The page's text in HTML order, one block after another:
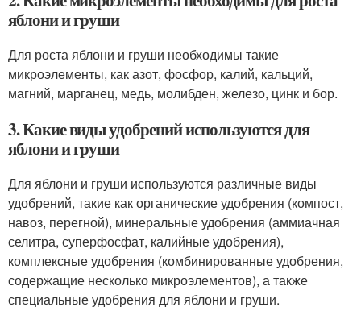
яблони и груши
Для роста яблони и груши необходимы такие
микроэлементы, как азот, фосфор, калий, кальций,
магний, марганец, медь, молибден, железо, цинк и бор.
3. Какие виды удобрений используются для
яблони и груши
Для яблони и груши используются различные виды
удобрений, такие как органические удобрения (компост,
навоз, перегной), минеральные удобрения (аммиачная
селитра, суперфосфат, калийные удобрения),
комплексные удобрения (комбинированные удобрения,
содержащие несколько микроэлементов), а также
специальные удобрения для яблони и груши.